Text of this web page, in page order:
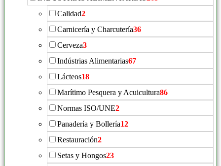
Calidad2
Carnicería y Charcutería36
Cerveza3
Indústrias Alimentarias67
Lácteos18
Marítimo Pesquera y Acuicultura86
Normas ISO/UNE2
Panadería y Bollería12
Restauración2
Setas y Hongos23